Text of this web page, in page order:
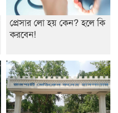
প্রেসার লো হয় কেন? হলে কি
করবেন!